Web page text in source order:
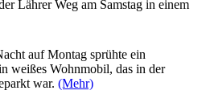
Lährer Weg am Samstag in einem
auf Montag sprühte ein
weißes Wohnmobil, das in der
war. (Mehr)